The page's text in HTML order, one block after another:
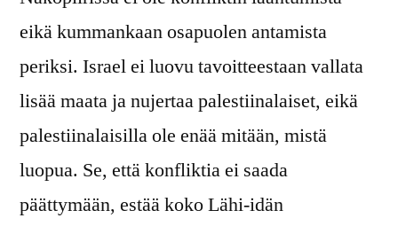
eikä kummankaan osapuolen antamista
periksi. Israel ei luovu tavoitteestaan vallata
lisää maata ja nujertaa palestiinalaiset, eikä
palestiinalaisilla ole enää mitään, mistä
luopua. Se, että konfliktia ei saada
päättymään, estää koko Lähi-idän